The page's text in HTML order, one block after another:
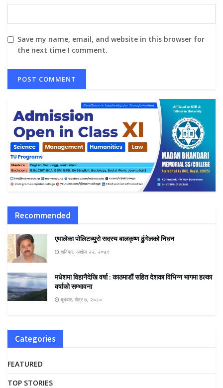
Save my name, email, and website in this browser for
the next time I comment.
Recommended
एमालेका पोलिटब्युरो सदस्य बालकृष्ण ढुंगेलको निधन
शनिबार, अशोज २२, २०७९
मधेशमा विहानैदेखि वर्षा : काठमाडौं सहित देशका विभिन्न भागमा हल्का
वर्षाको सम्भावना
बुधबार, चैत्र ७, २०८०
Categories
FEATURED
TOP STORIES